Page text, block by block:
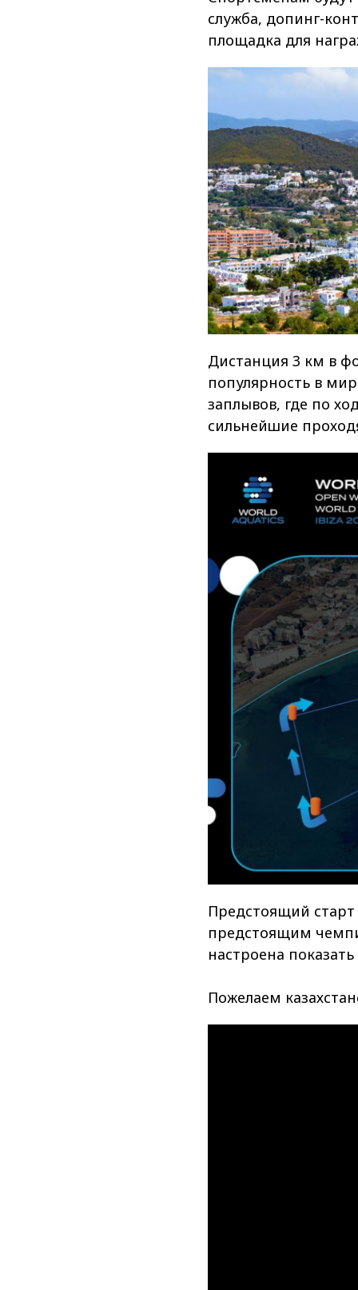
служба, допинг-
площадка для
Дистанция 3 км в
популярность в
заплывов, где по
сильнейшие
Предстоящий
предстоящим
настроена
Пожелаем